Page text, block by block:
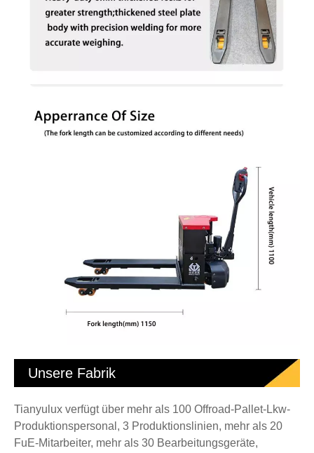
Unsere Fabrik
Tianyulux verfügt über mehr als 100 Offroad-Pallet-Lkw-
Produktionspersonal, 3 Produktionslinien, mehr als 20
FuE-Mitarbeiter, mehr als 30 Bearbeitungsgeräte,